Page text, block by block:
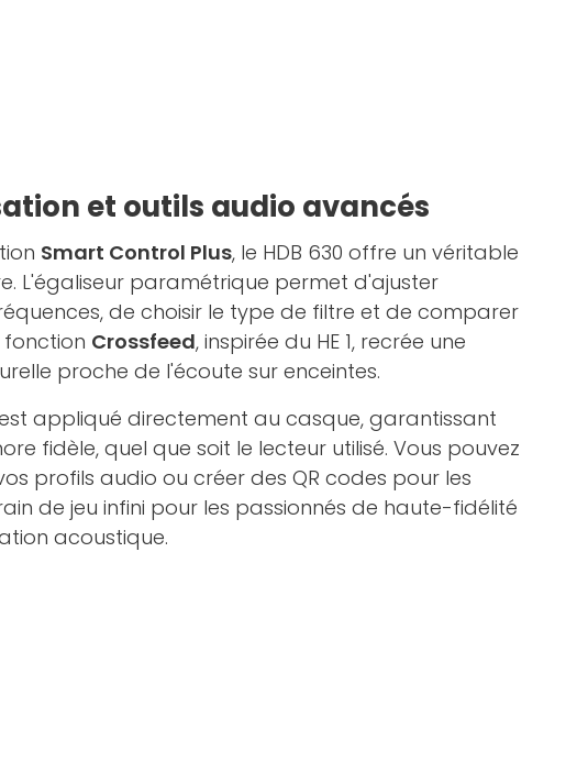
et outils audio avancés
Smart Control Plus, le HDB 630 offre un véritable
L'égaliseur paramétrique permet d'ajuster
de choisir le type de filtre et de comparer
fonction Crossfeed, inspirée du HE 1, recrée une
proche de l'écoute sur enceintes.
appliqué directement au casque, garantissant
fidèle, quel que soit le lecteur utilisé. Vous pouvez
profils audio ou créer des QR codes pour les
de jeu infini pour les passionnés de haute-fidélité
acoustique.